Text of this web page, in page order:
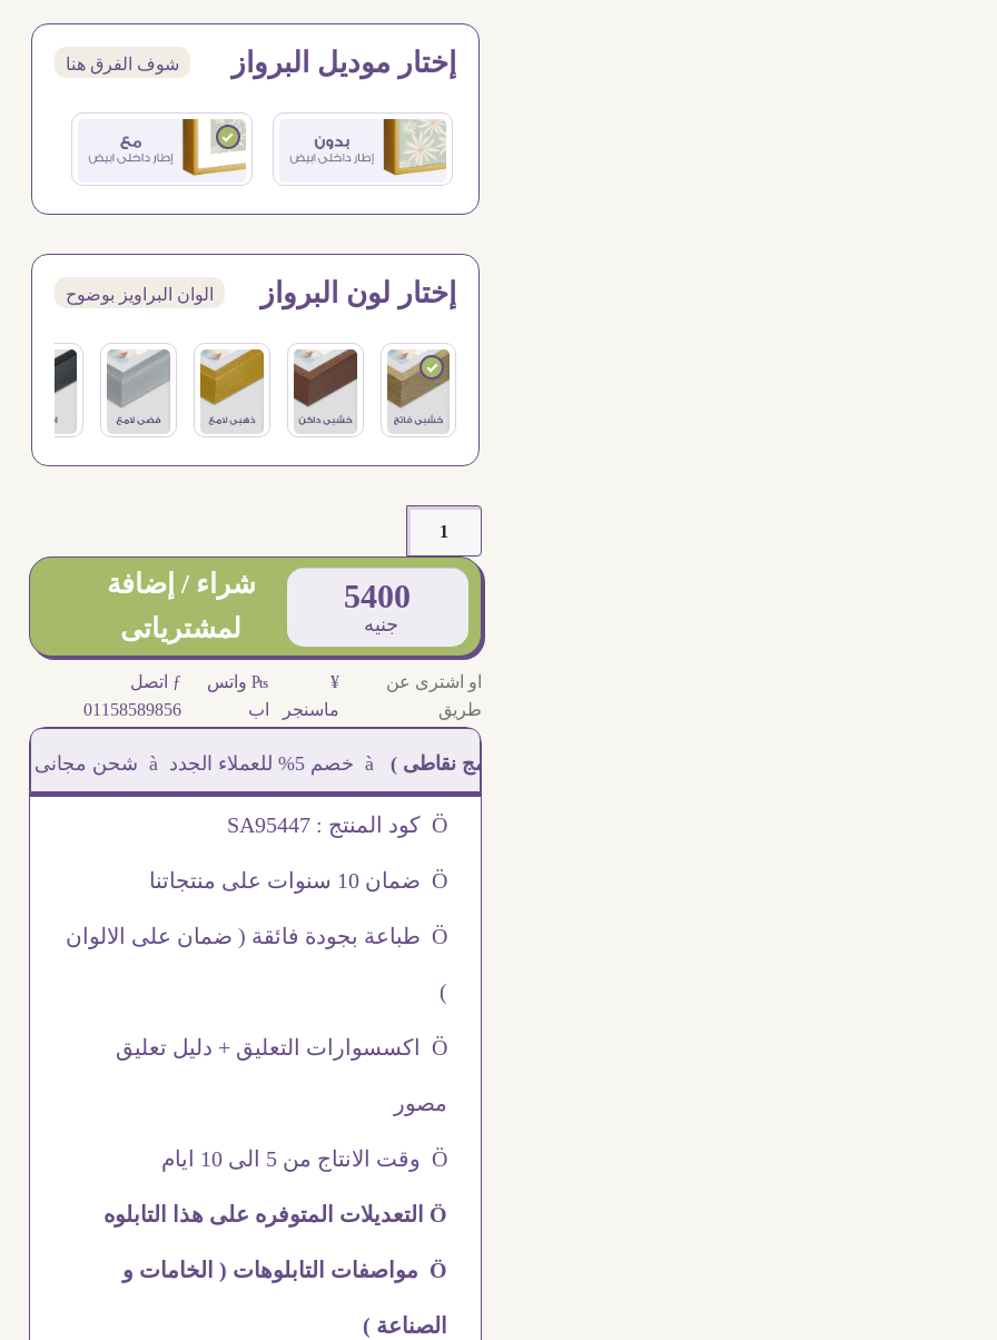
إختار موديل البرواز شوف الفرق هنا
إختار لون البرواز الوان البراويز بوضوح
5400
جنيه
شراء / إضافة
لمشترياتى
او اشترى عن
طريق
¥
ماسنجر
₧ واتس
اب
ƒ اتصل
01158589856
( برنامج نقاطى )à خصم 5% للعملاء الجدد à شحن مجانى عند الشراء ب 4000 جنيه à
Ö كود المنتج : SA95447
Ö ضمان 10 سنوات على منتجاتنا
Ö طباعة بجودة فائقة ( ضمان على الالوان
)
Ö اكسسوارات التعليق + دليل تعليق
مصور
Ö وقت الانتاج من 5 الى 10 ايام
Ö التعديلات المتوفره على هذا التابلوه
Ö مواصفات التابلوهات ( الخامات و
الصناعة )